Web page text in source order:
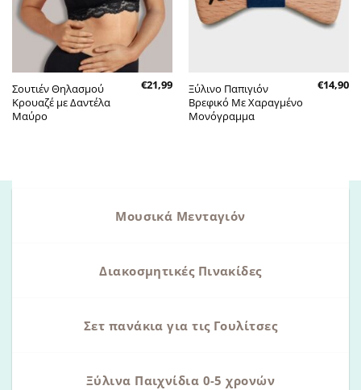
Σουτιέν Θηλασμού
Κρουαζέ με Δαντέλα
Μαύρο
€21,99
Ξύλινο Παπιγιόν
Βρεφικό Με Χαραγμένο
Μονόγραμμα
€14,90
Μουσικά Μενταγιόν
Διακοσμητικές Πινακίδες
Σετ πανάκια για τις Γουλίτσες
Ξύλινα Παιχνίδια 0-5 χρονών